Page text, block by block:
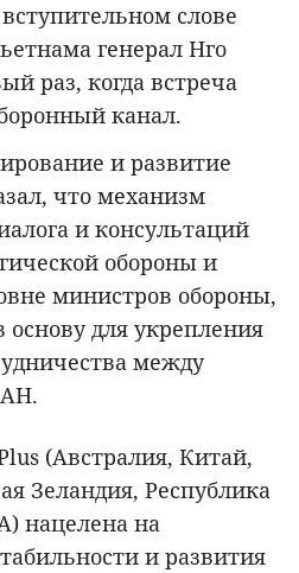
слове
генерал Нго
раз, когда встреча
канал.
и развитие
что механизм
и консультаций
обороны и
министров обороны,
для укрепления
между
(Австралия, Китай,
Зеландия, Республика
нацелена на
и развития